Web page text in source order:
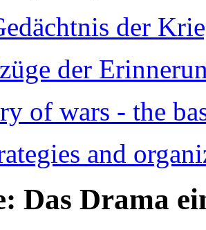
der
der
of wars - the
and
Das Drama